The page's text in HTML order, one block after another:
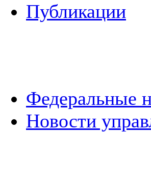
Публикации
Федеральные
Новости